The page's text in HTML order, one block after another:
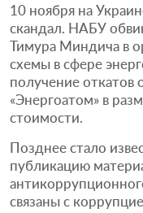
10 ноября на
скандал. НАБУ
Тимура Миндича в
схемы в сфере
получение откатов
«Энергоатом» в
стоимости.
Позднее стало
публикацию
связаны с